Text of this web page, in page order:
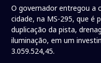
O governador entregou a
cidade, na MS-295, que é
duplicação da pista,
iluminação, em um
3.059.524,45.